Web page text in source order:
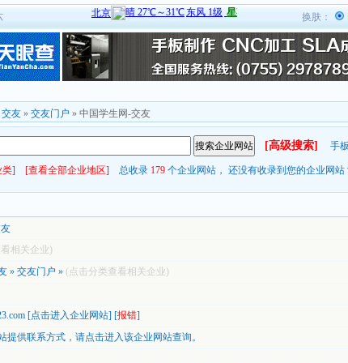
换肤：
交友 » 交友门户 » 中国学生网-交友
[高级搜索] 手板
类] [查看全部企业地区] 总收录 179 个企业网站， 还没有收录到您的企业网站
相关企业)
» 交友门户 » (点击分类查看相关企业)
[点击进入企业网站] [报错]
提供联系方式， 请点击进入该企业网站查询。